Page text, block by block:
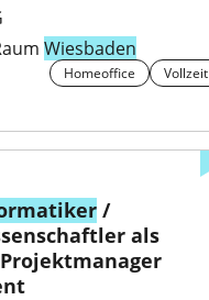
Wiesbaden
Homeoffice Vollzeit
/
als